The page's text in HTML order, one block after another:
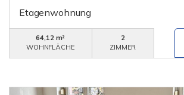
Etagenwohnung
64,12 m²
WOHNFLÄCHE
2
ZIMMER